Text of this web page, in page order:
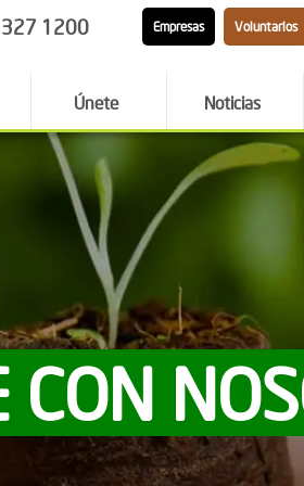
1200 Empresas Voluntarios
Únete Noticias
CON